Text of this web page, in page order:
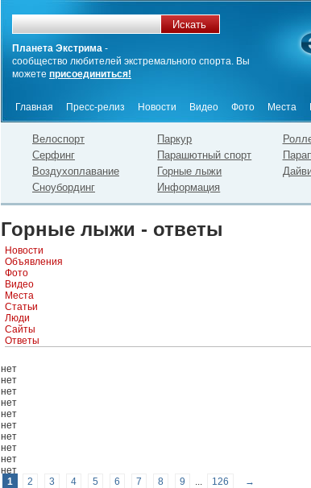
Планета Экстрима -
сообщество любителей экстремального спорта. Вы
можете присоединиться!
Главная Пресс-релиз Новости Видео Фото Места
Велоспорт Паркур
Серфинг
Парашютный спорт
Воздухоплавание
Горные лыжи
Сноубординг
Информация
Горные лыжи - ответы
Новости
Объявления
Фото
Видео
Места
Статьи
Люди
Сайты
Ответы
нет
нет
нет
нет
нет
нет
нет
нет
нет
нет
1
2 3 4 5 6 7 8 9 ... 126 →